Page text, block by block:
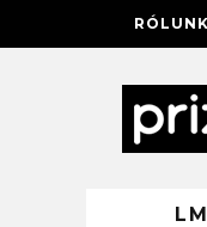
RÓLUNK